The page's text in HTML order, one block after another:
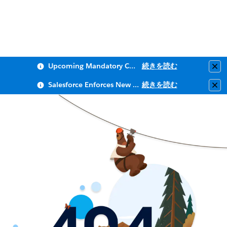
Upcoming Mandatory Changes to Public Key Infrastructure (PKI) 続きを読む
Salesforce Enforces New Security Requirements in Summer 2026 続きを読む